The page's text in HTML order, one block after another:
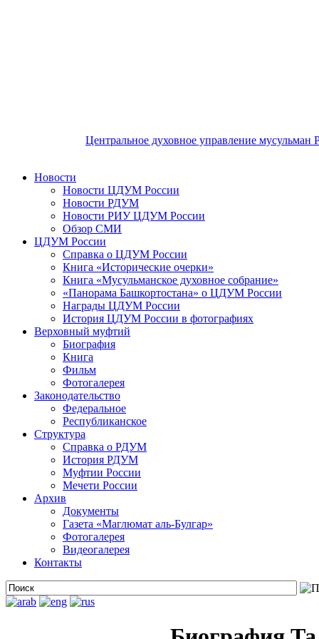
Центральное духовное управление мусульман
Новости
Новости ЦДУМ России
Новости РДУМ
Новости РИУ ЦДУМ России
Обзор СМИ
ЦДУМ России
Справка о ЦДУМ России
Книга «Исторические очерки»
Книга «Мусульманское духовное собрание»
«Панорама Башкортостана» о ЦДУМ России
Награды ЦДУМ России
История ЦДУМ России в фотографиях
Верховный муфтий
Биография
Книга
Фильм
Фотогалерея
Законодательство
Федеральное
Республиканское
Структура
Справка о РДУМ
История РДУМ
Муфтии России
Мечети России
Архив
Документы
Газета «Маглюмат аль-Булгар»
Фотогалерея
Видеогалерея
Контакты